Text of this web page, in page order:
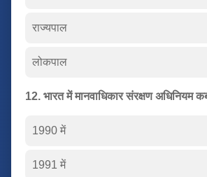
राज्यपाल
लोकपाल
12. भारत में मानवाधिकार संरक्षण अधिनियम
1990 में
1991 में